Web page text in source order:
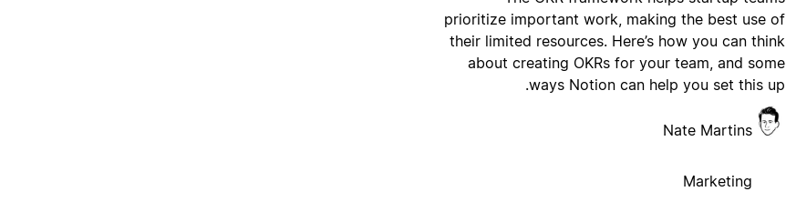
prioritize important work, making the best use of
their limited resources. Here’s how you can think
about creating OKRs for your team, and some
ways Notion can help you set this up.
Nate Martins
Marketing